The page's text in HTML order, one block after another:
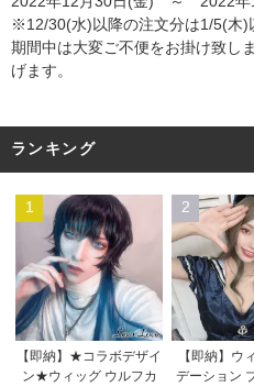
※12/30(水)以降の注文分は1/5(木)
期間中は大変ご不便をお掛け致し
げます。
ランキング
1
【即納】★コラボデザイ
ン★ウィッグ ウルフカ
2
【即納】ウ
デーション